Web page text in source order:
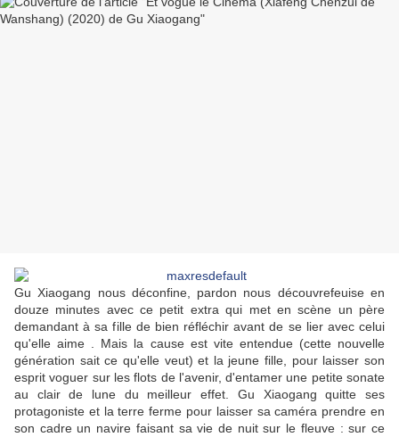
Gu Xiaogang nous déconfine, pardon nous découvrefeuise en
douze minutes avec ce petit extra qui met en scène un père
demandant à sa fille de bien réfléchir avant de se lier avec celui
qu'elle aime . Mais la cause est vite entendue (cette nouvelle
génération sait ce qu'elle veut) et la jeune fille, pour laisser son
esprit voguer sur les flots de l'avenir, d'entamer une petite sonate
au clair de lune du meilleur effet. Gu Xiaogang quitte ses
protagoniste et la terre ferme pour laisser sa caméra prendre en
son cadre un navire faisant sa vie de nuit sur le fleuve : sur ce